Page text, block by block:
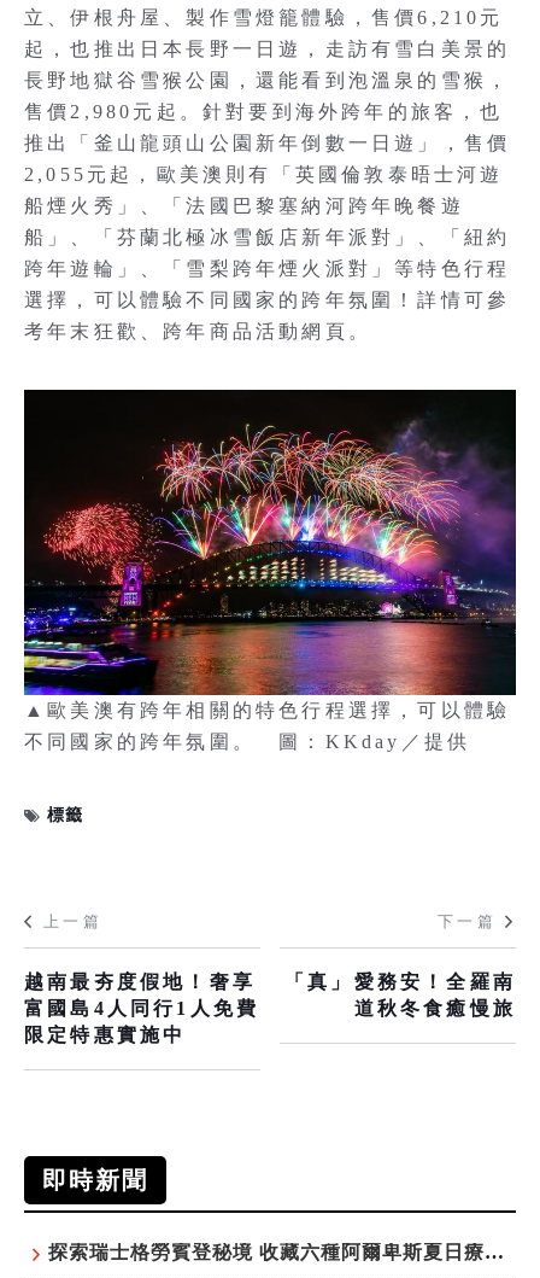
立、伊根舟屋、製作雪燈籠體驗，售價6,210元
起，也推出日本長野一日遊，走訪有雪白美景的
長野地獄谷雪猴公園，還能看到泡溫泉的雪猴，
售價2,980元起。針對要到海外跨年的旅客，也
推出「釜山龍頭山公園新年倒數一日遊」，售價
2,055元起，歐美澳則有「英國倫敦泰晤士河遊
船煙火秀」、「法國巴黎塞納河跨年晚餐遊
船」、「芬蘭北極冰雪飯店新年派對」、「紐約
跨年遊輪」、「雪梨跨年煙火派對」等特色行程
選擇，可以體驗不同國家的跨年氛圍！詳情可參
考年末狂歡、跨年商品活動網頁。
▲歐美澳有跨年相關的特色行程選擇，可以體驗
不同國家的跨年氛圍。 圖：KKday／提供
標籤
上一篇
越南最夯度假地！奢享
富國島4人同行1人免費
限定特惠實施中
下一篇
「真」愛務安！全羅南
道秋冬食癒慢旅
即時新聞
探索瑞士格勞賓登秘境 收藏六種阿爾卑斯夏日療癒之旅